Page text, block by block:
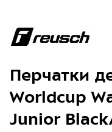
Перчатки
Worldcup
Junior